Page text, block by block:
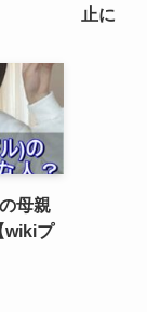
止に
母親
wikiプ